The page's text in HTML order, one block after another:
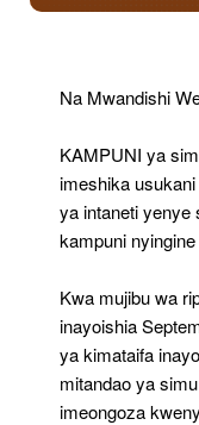
Na Mwandishi
KAMPUNI ya
imeshika
ya intaneti yenye
kampuni
Kwa mujibu wa
inayoishia
ya kimataifa
mitandao ya
imeongoza